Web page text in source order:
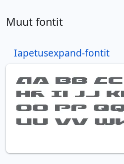
Muut fontit
Iapetusexpand-fontit